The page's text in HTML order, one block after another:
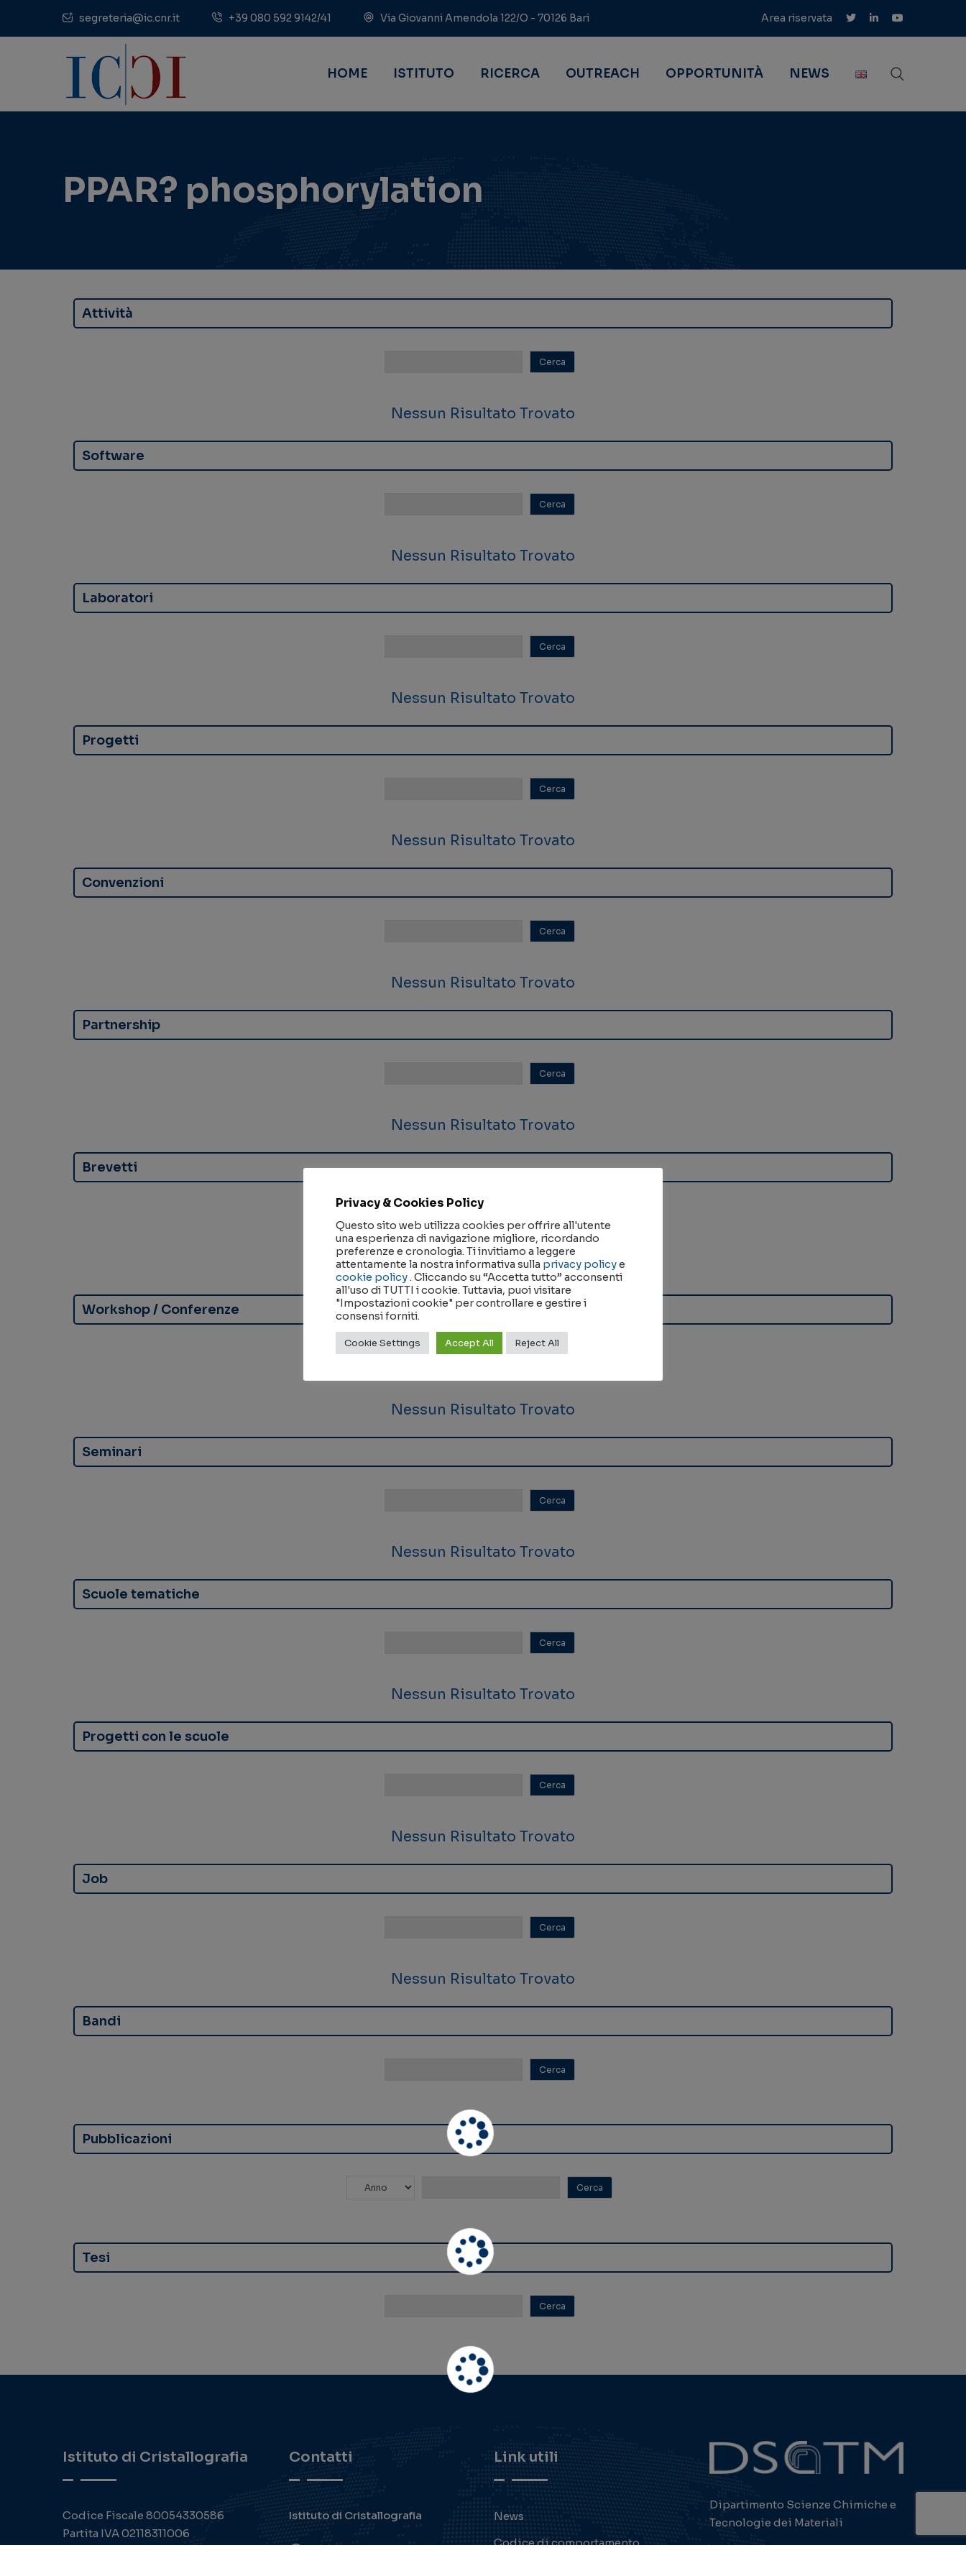
segreteria@ic.cnr.it +39 080 592 9142/41 Via Giovanni Amendola 122/O - 70126 Bari Area riservata
HOME ISTITUTO RICERCA OUTREACH OPPORTUNITÀ NEWS
PPAR? phosphorylation
Attività
Nessun Risultato Trovato
Software
Nessun Risultato Trovato
Laboratori
Nessun Risultato Trovato
Progetti
Nessun Risultato Trovato
Convenzioni
Nessun Risultato Trovato
Partnership
Nessun Risultato Trovato
Brevetti
Nessun Risultato Trovato
Workshop / Conferenze
Nessun Risultato Trovato
Seminari
Nessun Risultato Trovato
Scuole tematiche
Nessun Risultato Trovato
Progetti con le scuole
Nessun Risultato Trovato
Job
Nessun Risultato Trovato
Bandi
Nessun Risultato Trovato
Biological Screening and Crystallographic Studies of Hydroxy gamma-Lactone
Derivatives to Investigate PPARgamma Phosphorylation Inhibition
Capelli D., Cazzaniga G., Mori M., Laghezza A., Loiodice F., Quaglia M., Negro E., Meneghetti F., Villa S., Montanari R.
PPARgamma represents a key target for the treatment of type 2 diabetes and metabolic syndrome. To avoid serious adverse effects
related to the PPARgamma agonism profile of traditional antidiabetic drugs,…
Tesi
Privacy & Cookies Policy
Questo sito web utilizza cookies per offrire all'utente
una esperienza di navigazione migliore, ricordando
preferenze e cronologia. Ti invitiamo a leggere
attentamente la nostra informativa sulla privacy policye
cookie policy . Cliccando su “Accetta tutto” acconsenti
all'uso di TUTTI i cookie. Tuttavia, puoi visitare
"Impostazioni cookie" per controllare e gestire i
consensi forniti.
Cookie Settings Accept All Reject All